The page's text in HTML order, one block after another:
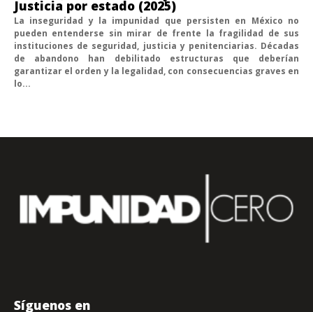
Justicia por estado (2025)
La inseguridad y la impunidad que persisten en México no
pueden entenderse sin mirar de frente la fragilidad de sus
instituciones de seguridad, justicia y penitenciarias. Décadas
de abandono han debilitado estructuras que deberían
garantizar el orden y la legalidad, con consecuencias graves en
lo...
Síguenos en